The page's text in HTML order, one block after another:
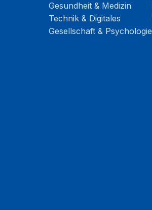
Gesundheit & Medizin
Technik & Digitales
Gesellschaft & Psychologie